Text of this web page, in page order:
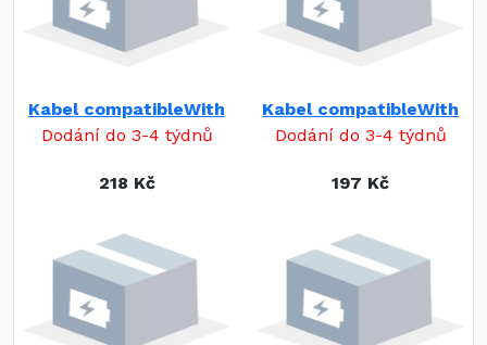
Kabel compatibleWith
Dodání do 3-4 týdnů
218 Kč
Kabel compatibleWith
Dodání do 3-4 týdnů
197 Kč